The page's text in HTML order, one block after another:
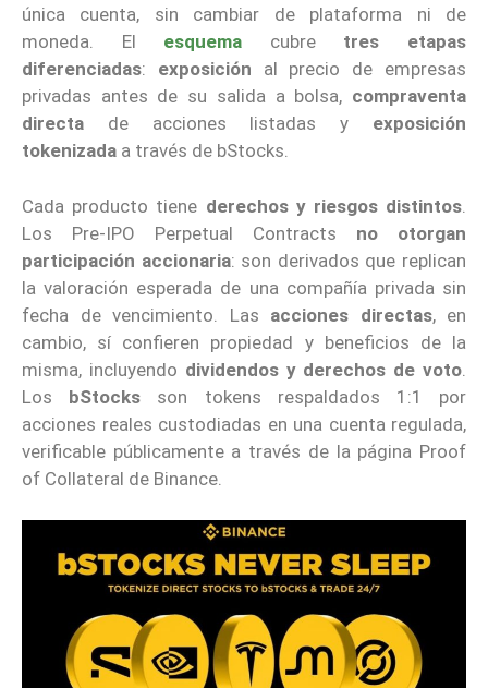
única cuenta, sin cambiar de plataforma ni de
moneda. El esquema cubre tres etapas
diferenciadas: exposición al precio de empresas
privadas antes de su salida a bolsa, compraventa
directa de acciones listadas y exposición
tokenizada a través de bStocks.
Cada producto tiene derechos y riesgos distintos
Los Pre-IPO Perpetual Contracts no otorgan
participación accionaria: son derivados que replican
la valoración esperada de una compañía privada sin
fecha de vencimiento. Las acciones directas, en
cambio, sí confieren propiedad y beneficios de la
misma, incluyendo dividendos y derechos de voto
Los bStocks son tokens respaldados 1:1 por
acciones reales custodiadas en una cuenta regulada,
verificable públicamente a través de la página Proof
of Collateral de Binance.